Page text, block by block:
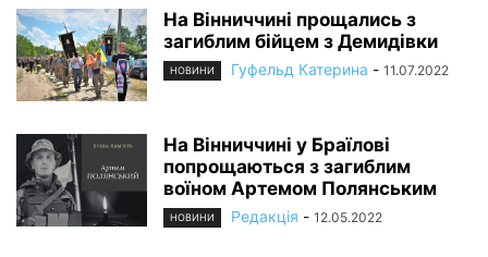
На Вінниччині прощались з
загиблим бійцем з Демидівки
НОВИНИ Гуфельд Катерина - 11.07.2022
На Вінниччині у Браїлові
попрощаються з загиблим
воїном Артемом Полянським
НОВИНИ Редакція - 12.05.2022